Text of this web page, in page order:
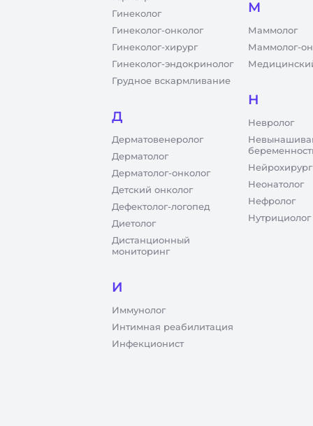
Гинеколог
Гинеколог-онколог
Гинеколог-хирург
Гинеколог-эндокринолог
Грудное вскармливание
Д
Дерматовенеролог
Дерматолог
Дерматолог-онколог
Детский онколог
Дефектолог-логопед
Диетолог
Дистанционный
мониторинг
И
Иммунолог
Интимная реабилитация
Инфекционист
М
Маммолог
Маммолог-
Н
Невролог
Нейрохирург
Неонатолог
Нефролог
Нутрициолог